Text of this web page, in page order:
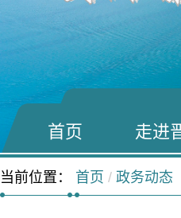
首页 走进
当前位置： 首页 / 政务动态